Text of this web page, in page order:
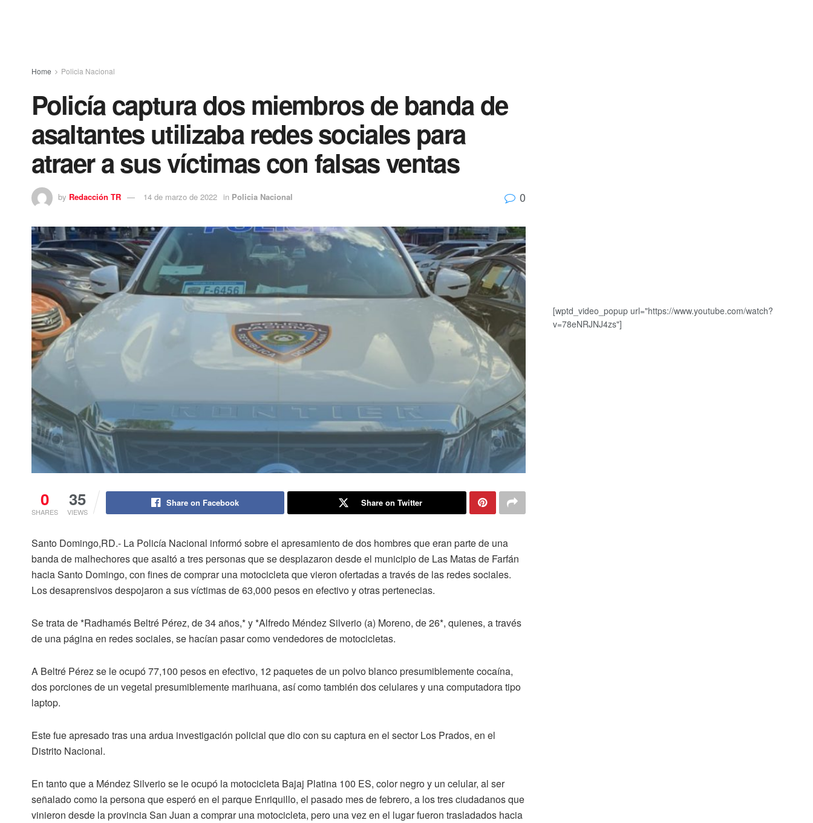
Home Policia Nacional
Policía captura dos miembros de banda de
asaltantes utilizaba redes sociales para
atraer a sus víctimas con falsas ventas
by Redacción TR 14 de marzo de 2022 in Policia Nacional 0
0
SHARES
35
VIEWS
Share on Facebook Share on Twitter
Santo Domingo,RD.-La Policía Nacional informó sobre el apresamiento de dos hombres que eran parte de una
banda de malhechores que asaltó a tres personas que se desplazaron desde el municipio de Las Matas de Farfán
haciaSanto Domingo, con fines de comprar una motocicleta que vieron ofertadas a través de las redes sociales.
Los desaprensivos despojaron a sus víctimas de 63,000 pesos en efectivo y otras pertenecias.
Se trata de *Radhamés Beltré Pérez, de 34 años,* y *Alfredo Méndez Silverio (a) Moreno, de 26*, quienes, a través
de una página en redes sociales, se hacían pasar como vendedores de motocicletas.
A Beltré Pérez se le ocupó 77,100 pesos en efectivo, 12 paquetes de un polvo blanco presumiblemente cocaína,
dos porciones de un vegetal presumiblemente marihuana, así como también dos celulares y una computadora tipo
laptop.
Este fue apresado tras una ardua investigación policial que dio con su captura en el sector Los Prados, en el
Distrito Nacional.
En tanto que a Méndez Silverio se le ocupó la motocicleta Bajaj Platina 100 ES, color negro y un celular, al ser
señalado como la persona que esperó en el parque Enriquillo, el pasado mes de febrero, a los tres ciudadanos que
vinieron desde la provincia San Juan a comprar una motocicleta, pero una vez en el lugar fueron trasladados hacia
[wptd_video_popup url="https://www.youtube.com/watch?
v=78eNRJNJ4zs"]